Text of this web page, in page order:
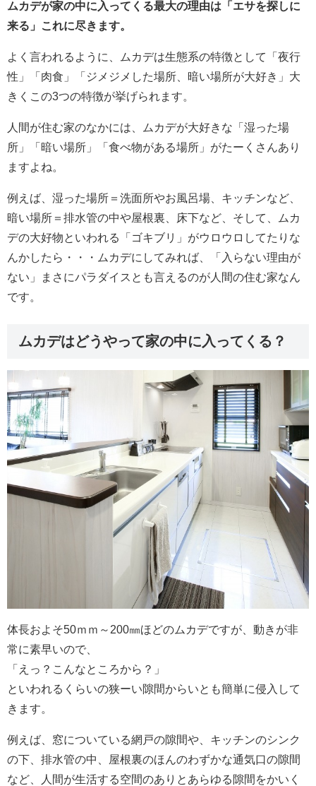
ムカデが家の中に入ってくる最大の理由は「エサを探しに
来る」これに尽きます。
よく言われるように、ムカデは生態系の特徴として「夜行
性」「肉食」「ジメジメした場所、暗い場所が大好き」大
きくこの3つの特徴が挙げられます。
人間が住む家のなかには、ムカデが大好きな「湿った場
所」「暗い場所」「食べ物がある場所」がたーくさんあり
ますよね。
例えば、湿った場所＝洗面所やお風呂場、キッチンなど、
暗い場所＝排水管の中や屋根裏、床下など、そして、ムカ
デの大好物といわれる「ゴキブリ」がウロウロしてたりな
んかしたら・・・ムカデにしてみれば、「入らない理由が
ない」まさにパラダイスとも言えるのが人間の住む家なん
です。
ムカデはどうやって家の中に入ってくる？
体長およそ50ｍｍ～200㎜ほどのムカデですが、動きが非
常に素早いので、
「えっ？こんなところから？」
といわれるくらいの狭ーい隙間からいとも簡単に侵入して
きます。
例えば、窓についている網戸の隙間や、キッチンのシンク
の下、排水管の中、屋根裏のほんのわずかな通気口の隙間
など、人間が生活する空間のありとあらゆる隙間をかいく